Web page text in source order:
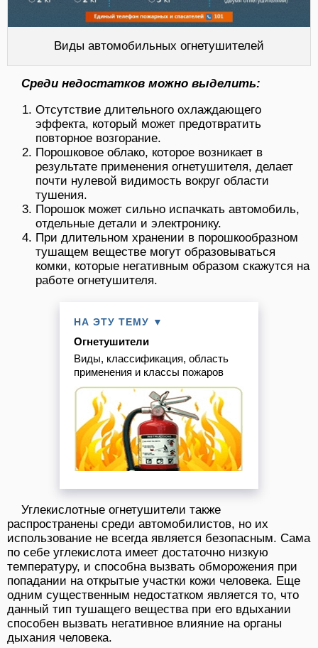
Виды автомобильных огнетушителей
Среди недостатков можно выделить:
Отсутствие длительного охлаждающего
эффекта, который может предотвратить
повторное возгорание.
Порошковое облако, которое возникает в
результате применения огнетушителя, делает
почти нулевой видимость вокруг области
тушения.
Порошок может сильно испачкать автомобиль,
отдельные детали и электронику.
При длительном хранении в порошкообразном
тушащем веществе могут образовываться
комки, которые негативным образом скажутся на
работе огнетушителя.
НА ЭТУ ТЕМУ ▼
Огнетушители
Виды, классификация, область
применения и классы пожаров
Углекислотные огнетушители также
распространены среди автомобилистов, но их
использование не всегда является безопасным. Сама
по себе углекислота имеет достаточно низкую
температуру, и способна вызвать обморожения при
попадании на открытые участки кожи человека. Еще
одним существенным недостатком является то, что
данный тип тушащего вещества при его вдыхании
способен вызвать негативное влияние на органы
дыхания человека.